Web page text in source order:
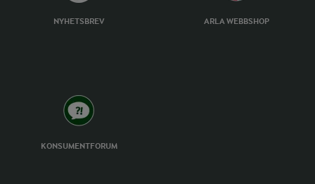
NYHETSBREV ARLA WEBBSHOP
KONSUMENTFORUM